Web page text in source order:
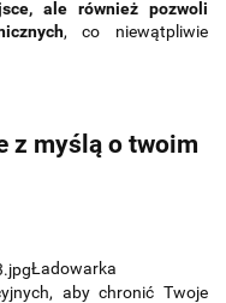
ale również pozwoli
, co niewątpliwie
z myślą o twoim
Ładowarka
aby chronić Twoje